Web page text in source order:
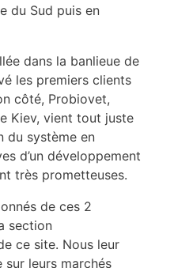
du Sud puis en
dans la banlieue de
les premiers clients
côté, Probiovet,
Kiev, vient tout juste
du système en
d’un développement
très prometteuses.
de ces 2
section
ce site. Nous leur
sur leurs marchés